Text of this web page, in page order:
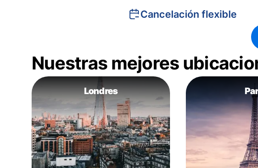
Cancelación flexible
Nuestras mejores
Londres